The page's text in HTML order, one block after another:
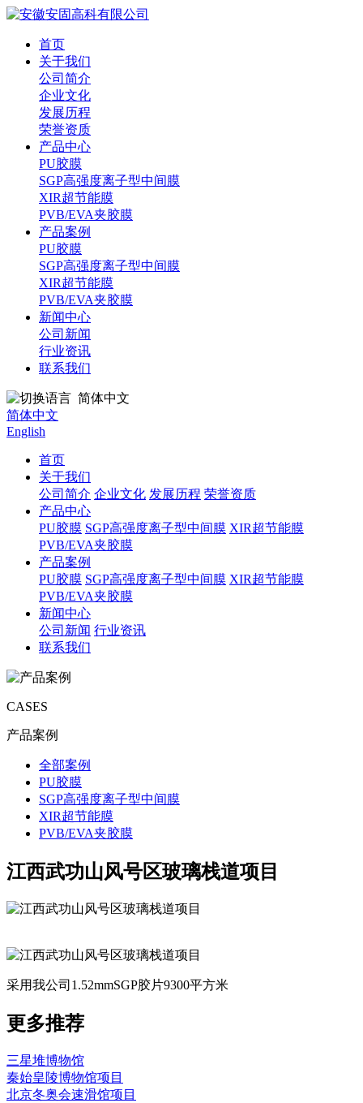
首页
关于我们
公司简介
企业文化
发展历程
荣誉资质
产品中心
PU胶膜
SGP高强度离子型中间膜
XIR超节能膜
PVB/EVA夹胶膜
产品案例
PU胶膜
SGP高强度离子型中间膜
XIR超节能膜
PVB/EVA夹胶膜
新闻中心
公司新闻
行业资讯
联系我们
简体中文
简体中文
English
首页
关于我们
公司简介 企业文化 发展历程 荣誉资质
产品中心
PU胶膜 SGP高强度离子型中间膜 XIR超节能膜
PVB/EVA夹胶膜
产品案例
PU胶膜 SGP高强度离子型中间膜 XIR超节能膜
PVB/EVA夹胶膜
新闻中心
公司新闻 行业资讯
联系我们
CASES
产品案例
全部案例
PU胶膜
SGP高强度离子型中间膜
XIR超节能膜
PVB/EVA夹胶膜
江西武功山风号区玻璃栈道项目
采用我公司1.52mmSGP胶片9300平方米
更多推荐
三星堆博物馆
秦始皇陵博物馆项目
北京冬奥会速滑馆项目